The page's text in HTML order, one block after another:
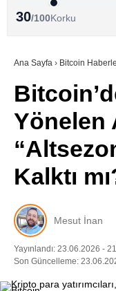
ALTCOİN HABERLERİ
SÖZLÜK
30/100Korku
Ana Sayfa › Bitcoin
Yönelen
Kalktı
Mesut İnan
Yayınlandı: 23.06.2026 -
Son Güncelleme: